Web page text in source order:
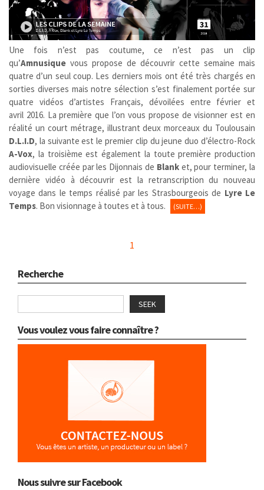
Une fois n’est pas coutume, ce n’est pas un clip
qu’Amnusique vous propose de découvrir cette semaine mais
quatre d’un seul coup. Les derniers mois ont été très chargés en
sorties diverses mais notre sélection s’est finalement portée sur
quatre vidéos d’artistes Français, dévoilées entre février et
avril 2016. La première que l’on vous propose de visionner est en
réalité un court métrage, illustrant deux morceaux du Toulousain
D.L.I.D, la suivante est le premier clip du jeune duo d’électro-Rock
A-Vox, la troisième est également la toute première production
audiovisuelle créée par les Dijonnais de Blanket, pour terminer, la
dernière vidéo à découvrir est la retranscription du nouveau
voyage dans le temps réalisé par les Strasbourgeois de Lyre Le
Temps. Bon visionnage à toutes et à tous. (SUITE…)
1
Recherche
SEEK
Vous voulez vous faire connaître ?
Nous suivre sur Facebook